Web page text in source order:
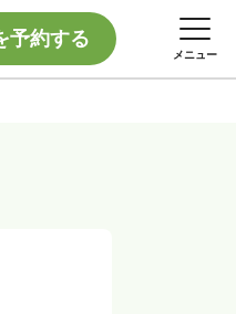
予約する
メニュー